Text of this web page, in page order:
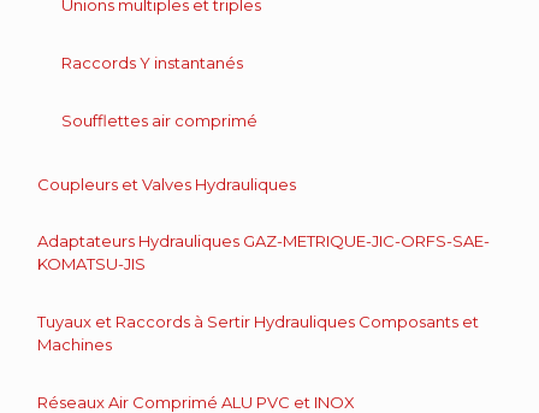
Unions multiples et triples
Raccords Y instantanés
Soufflettes air comprimé
Coupleurs et Valves Hydrauliques
Adaptateurs Hydrauliques GAZ-METRIQUE-JIC-ORFS-SAE-
KOMATSU-JIS
Tuyaux et Raccords à Sertir Hydrauliques Composants et
Machines
Réseaux Air Comprimé ALU PVC et INOX